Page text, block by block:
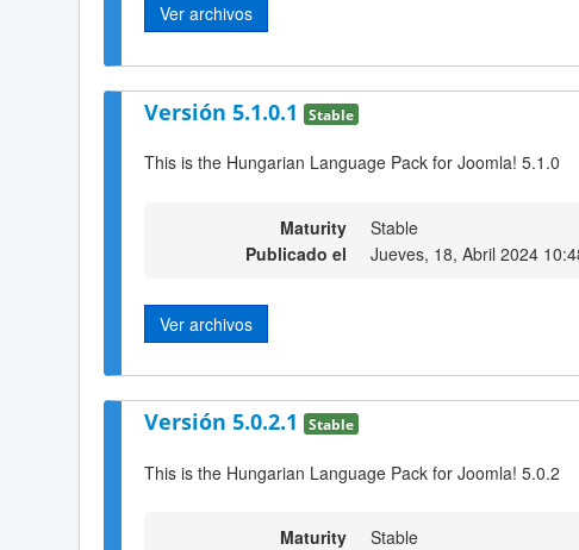
Ver archivos
Versión 5.1.0.1 Stable
This is the Hungarian Language Pack for Joomla! 5.1.0
Maturity
Stable
Publicado el
Jueves, 18, Abril 2024
Ver archivos
Versión 5.0.2.1 Stable
This is the Hungarian Language Pack for Joomla! 5.0.2
Maturity Stable